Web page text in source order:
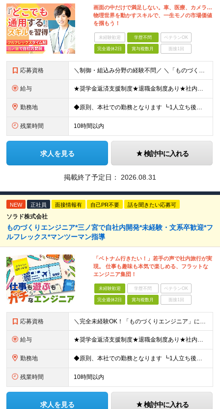
画面の中だけで満足しない。車、医療、カメラ…
物理世界を動かすスキルで、一生モノの市場価値
を掴もう！
未経験歓迎 学歴不問 ベテランOK
完全週休2日 賞与複数月 面接1回
応募資格 ＼制御・組込み分野の経験不問／ ＼「ものづくりエンジニア」になりたい方はまずはご応募ください／ ◆何らかの開発を行ったことのある方 ※言語不問(オープン・Web系でも大丈夫です) ※独学で学習してき
給与 ★奨学金返済支援制度★退職金制度あり★社内副業制度あり★家族手当あり ◆月給255,825～311,900円 ※固定残業代34,575～42,150円 (20時間分) を含む 超過分は別途割増支給
勤務地 ◆原則、本社での勤務となります ┗1人立ち後はプロジェクト先での勤務となる可能性があります 【本社所在地】兵庫県神戸市中央区江戸町104番地 江戸町104ビル5階 ◎様々な製品開発プロジェクトをご
残業時間 10時間以内
求人を見る 検討中に入れる
掲載終了予定日： 2026.08.31
NEW 正社員 面接情報有 自己PR不要 話を聞きたい応募可
ソラド株式会社
ものづくりエンジニア*三ノ宮で自社内開発*未経験・文系卒歓迎*フ
ルフレックス*マンツーマン指導
「ベトナム行きたい！」若手の声で社内旅行が実
現。 仕事も趣味も本気で楽しめる、フラットな
エンジニア集団！
未経験歓迎 学歴不問 ベテランOK
完全週休2日 賞与複数月 面接1回
応募資格 ＼完全未経験OK！「ものづくりエンジニア」になりたい方大歓迎／ “ものに命を吹き込む仕事”というフレーズに少しでもワクワクした方は、まずはご応募ください！ ◆専門学校卒以上の方（専門、短大、高専、大
給与 ★奨学金返済支援制度★退職金制度あり★社内副業制度あり★家族手当あり ◆月給250,900～311,900円 ※固定残業代33,900～42,150円 (20時間分) を含む ※超過分は別途割増支給
勤務地 ◆原則、本社での勤務となります ┗1人立ち後はプロジェクト先での勤務となる可能性があります 【本社所在地】兵庫県神戸市中央区江戸町104番地 江戸町104ビル5階 ◎様々な製品開発プロジェクトをご
残業時間 10時間以内
求人を見る 検討中に入れる